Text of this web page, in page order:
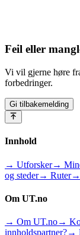
Feil eller
Vi vil gjerne høre
forbedringer.
Gi tilbakemelding
Innhold
→ Utforsker→
og steder→ Ruter→
Om UT.no
→ Om UT.no→
innholdspartner?→